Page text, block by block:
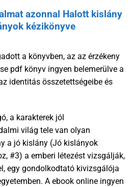
azonnal Halott kislány
kézikönyve
a könyvben, az az érzékeny
pdf könyv ingyen belemerülve a
identitás összetettségeibe és
a karakterek jól
világ tele van olyan
a jó kislány (Jó kislányok
#3) a emberi létezést vizsgálják,
egy gondolkodtató kivizsgálója
A ebook online ingyen